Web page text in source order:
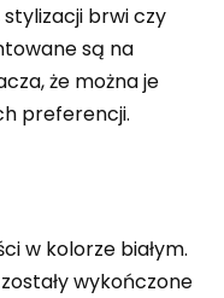
brwi czy
są na
że można je
preferencji.
w kolorze białym.
wykończone